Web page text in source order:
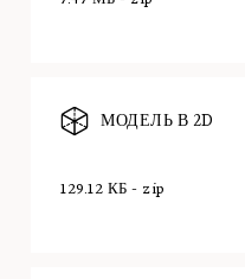
МОДЕЛЬ В 2D
129.12 КБ - zip